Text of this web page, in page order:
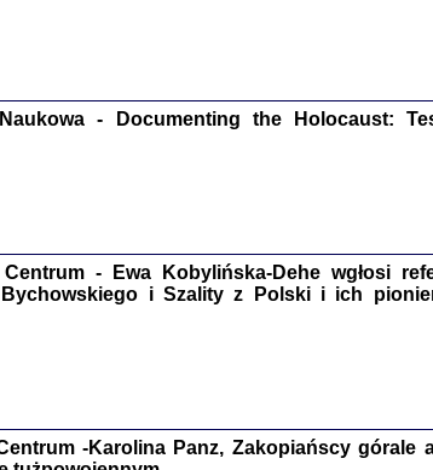
Studia i Materiały
nr 17, R. 2021
NIE WIEMY CO PRZYNIESIE NAM KOLEJNA
Dziennik pisany w ukryciu w latach
- Documenting the Holocaust:
- Ewa Kobylińska-Dehe wgłosi
i Szality z Polski i ich
-Karolina Panz, Zakopiańscy górale